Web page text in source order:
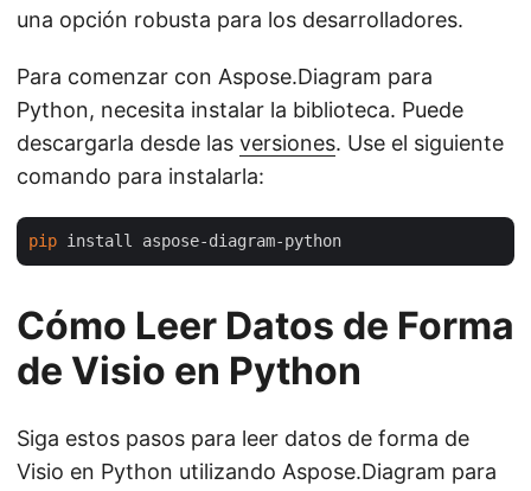
una opción robusta para los desarrolladores.
Para comenzar con Aspose.Diagram para
Python, necesita instalar la biblioteca. Puede
descargarla desde las versiones. Use el siguiente
comando para instalarla:
pip
Cómo Leer Datos de Forma
de Visio en Python
Siga estos pasos para leer datos de forma de
Visio en Python utilizando Aspose.Diagram para